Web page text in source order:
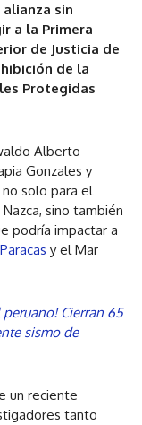
sin
a la Primera
de Justicia de
de la
Protegidas
Alberto
Gonzales y
no solo para el
sino también
podría impactar a
Paracas y el Mar
Cierran 65
sismo de
un reciente
tanto